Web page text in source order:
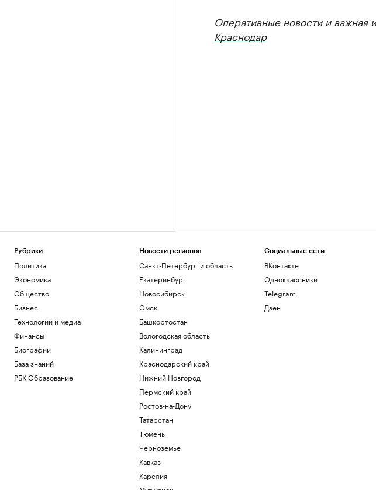
Оперативные новости и
Краснодар
Рубрики
Политика
Экономика
Общество
Бизнес
Технологии и медиа
Финансы
Биографии
База знаний
РБК Образование
Новости регионов
Санкт-Петербург и область
Екатеринбург
Новосибирск
Омск
Башкортостан
Вологодская область
Калининград
Краснодарский край
Нижний Новгород
Пермский край
Ростов-на-Дону
Татарстан
Тюмень
Черноземье
Кавказ
Карелия
Социальные сети
ВКонтакте
Одноклассники
Telegram
Дзен